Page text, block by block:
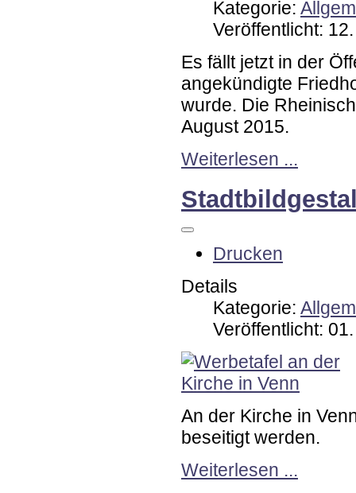
Kategorie:
Veröffentlicht:
Es fällt jetzt in der
angekündigte
wurde. Die
August 2015.
Weiterlesen ...
Drucken
Details
Kategorie:
Veröffentlicht:
An der Kirche in
beseitigt werden.
Weiterlesen ...